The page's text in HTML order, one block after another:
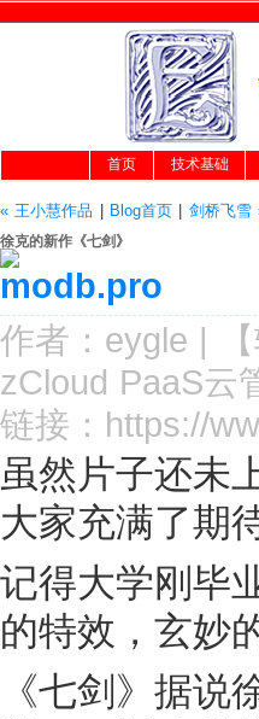
首页 技术基础
« 王小慧作品 Blog首页| 剑桥飞雪
徐克的新作《七剑》
作者： eygle |
zCloud PaaS云
链接： https://
虽然片子还未
大家充满了期
记得大学刚毕
的特效，玄妙
《七剑》据